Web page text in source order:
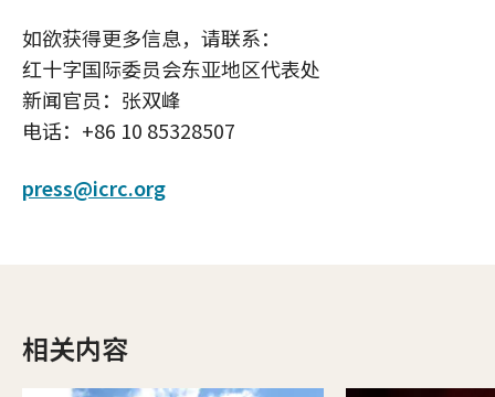
如欲获得更多信息，请联系：
红十字国际委员会东亚地区代表处
新闻官员：张双峰
电话：+86 10 85328507
press@icrc.org
相关内容